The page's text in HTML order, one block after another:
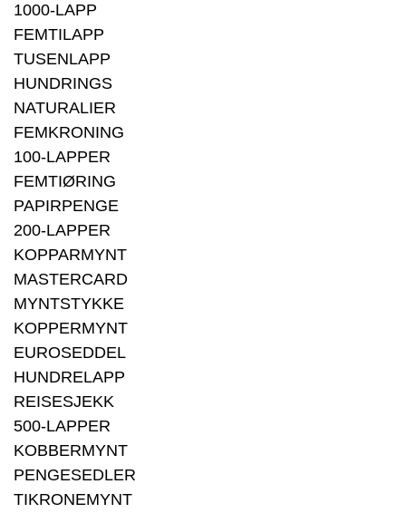
1000-LAPP
FEMTILAPP
TUSENLAPP
HUNDRINGS
NATURALIER
FEMKRONING
100-LAPPER
FEMTIØRING
PAPIRPENGE
200-LAPPER
KOPPARMYNT
MASTERCARD
MYNTSTYKKE
KOPPERMYNT
EUROSEDDEL
HUNDRELAPP
REISESJEKK
500-LAPPER
KOBBERMYNT
PENGESEDLER
TIKRONEMYNT